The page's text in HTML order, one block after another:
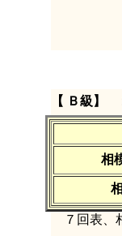
【 Ｂ級】
相
７回表、